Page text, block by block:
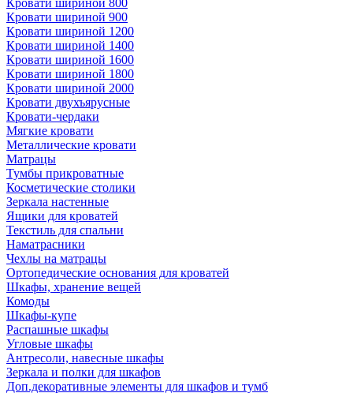
Кровати шириной 800
Кровати шириной 900
Кровати шириной 1200
Кровати шириной 1400
Кровати шириной 1600
Кровати шириной 1800
Кровати шириной 2000
Кровати двухъярусные
Кровати-чердаки
Мягкие кровати
Металлические кровати
Матрацы
Тумбы прикроватные
Косметические столики
Зеркала настенные
Ящики для кроватей
Текстиль для спальни
Наматрасники
Чехлы на матрацы
Ортопедические основания для кроватей
Шкафы, хранение вещей
Комоды
Шкафы-купе
Распашные шкафы
Угловые шкафы
Антресоли, навесные шкафы
Зеркала и полки для шкафов
Доп.декоративные элементы для шкафов и тумб